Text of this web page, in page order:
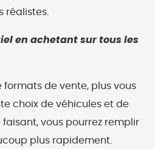
réalistes.
en achetant sur tous les
formats de vente, plus vous
choix de véhicules et de
vous pourrez remplir
plus rapidement.